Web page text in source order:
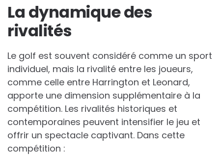
La dynamique des
rivalités
Le golf est souvent considéré comme un sport
individuel, mais la rivalité entre les joueurs,
comme celle entre Harrington et Leonard,
apporte une dimension supplémentaire à la
compétition. Les rivalités historiques et
contemporaines peuvent intensifier le jeu et
offrir un spectacle captivant. Dans cette
compétition :